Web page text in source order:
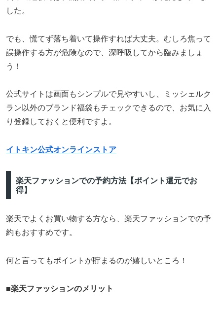
した。
でも、慌てず落ち着いて操作すれば大丈夫。むしろ焦って
誤操作する方が危険なので、深呼吸してから臨みましょ
う！
公式サイトは画面もシンプルで見やすいし、ミッシェルク
ラン以外のブランド福袋もチェックできるので、お気に入
り登録しておくと便利ですよ。
イトキン公式オンラインストア
楽天ファッションでの予約方法【ポイント還元でお
得】
楽天でよくお買い物する方なら、楽天ファッションでの予
約もおすすめです。
何と言ってもポイントが貯まるのが嬉しいところ！
■楽天ファッションのメリット